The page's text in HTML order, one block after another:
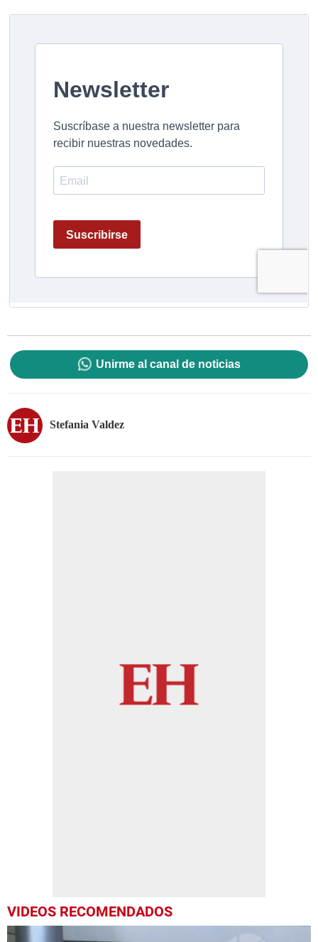
Unirme al canal de noticias
Stefania Valdez
VIDEOS RECOMENDADOS